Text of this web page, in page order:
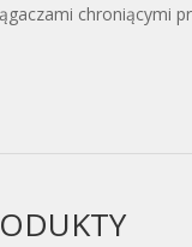
chroniącymi